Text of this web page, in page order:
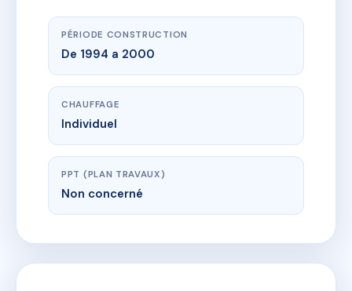
PÉRIODE CONSTRUCTION
De 1994 a 2000
CHAUFFAGE
Individuel
PPT (PLAN TRAVAUX)
Non concerné